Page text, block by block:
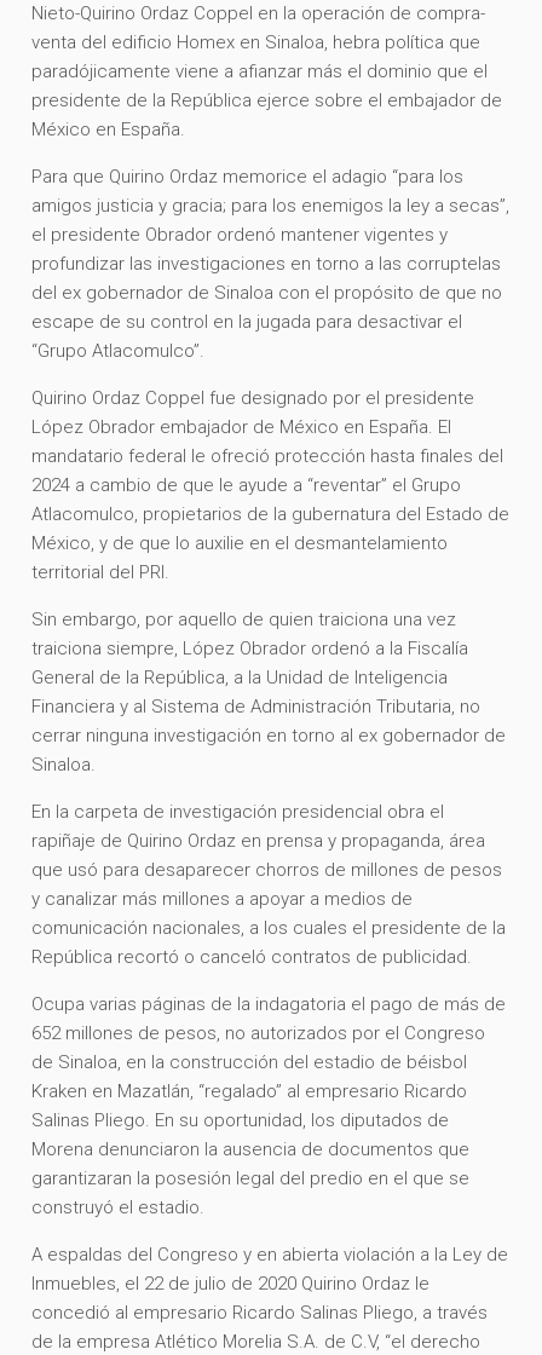
Nieto-Quirino Ordaz Coppel en la operación de compra-
venta del edificio Homex en Sinaloa, hebra política que
paradójicamente viene a afianzar más el dominio que el
presidente de la República ejerce sobre el embajador de
México en España.
Para que Quirino Ordaz memorice el adagio “para los
amigos justicia y gracia; para los enemigos la ley a secas”,
el presidente Obrador ordenó mantener vigentes y
profundizar las investigaciones en torno a las corruptelas
del ex gobernador de Sinaloa con el propósito de que no
escape de su control en la jugada para desactivar el
“Grupo Atlacomulco”.
Quirino Ordaz Coppel fue designado por el presidente
López Obrador embajador de México en España. El
mandatario federal le ofreció protección hasta finales del
2024 a cambio de que le ayude a “reventar” el Grupo
Atlacomulco, propietarios de la gubernatura del Estado de
México, y de que lo auxilie en el desmantelamiento
territorial del PRI.
Sin embargo, por aquello de quien traiciona una vez
traiciona siempre, López Obrador ordenó a la Fiscalía
General de la República, a la Unidad de Inteligencia
Financiera y al Sistema de Administración Tributaria, no
cerrar ninguna investigación en torno al ex gobernador de
Sinaloa.
En la carpeta de investigación presidencial obra el
rapiñaje de Quirino Ordaz en prensa y propaganda, área
que usó para desaparecer chorros de millones de pesos
y canalizar más millones a apoyar a medios de
comunicación nacionales, a los cuales el presidente de la
República recortó o canceló contratos de publicidad.
Ocupa varias páginas de la indagatoria el pago de más de
652 millones de pesos, no autorizados por el Congreso
de Sinaloa, en la construcción del estadio de béisbol
Kraken en Mazatlán, “regalado” al empresario Ricardo
Salinas Pliego. En su oportunidad, los diputados de
Morena denunciaron la ausencia de documentos que
garantizaran la posesión legal del predio en el que se
construyó el estadio.
A espaldas del Congreso y en abierta violación a la Ley de
Inmuebles, el 22 de julio de 2020 Quirino Ordaz le
concedió al empresario Ricardo Salinas Pliego, a través
de la empresa Atlético Morelia S.A. de C.V, “el derecho